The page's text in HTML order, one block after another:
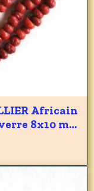
Africain
gr